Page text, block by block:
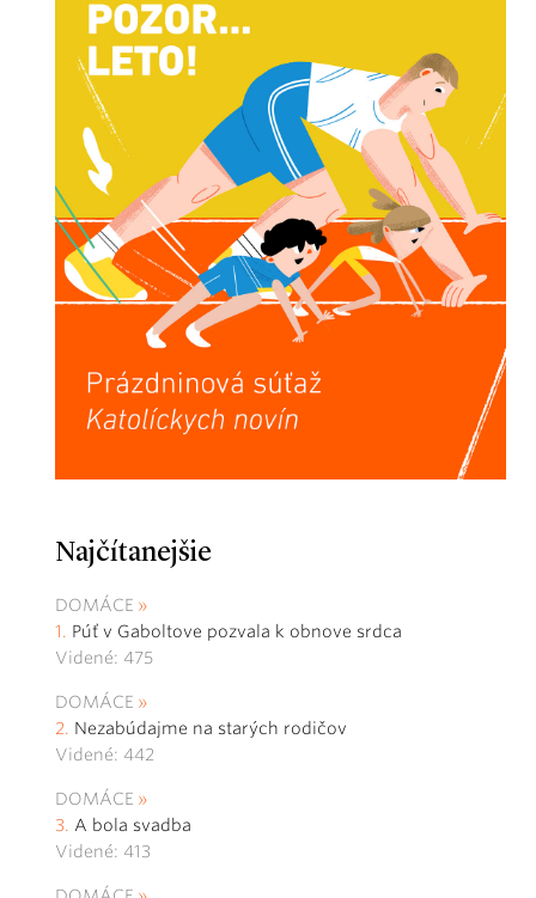
Najčítanejšie
DOMÁCE
Púť v Gaboltove pozvala k obnove srdca
Videné: 475
DOMÁCE
Nezabúdajme na starých rodičov
Videné: 442
DOMÁCE
A bola svadba
Videné: 413